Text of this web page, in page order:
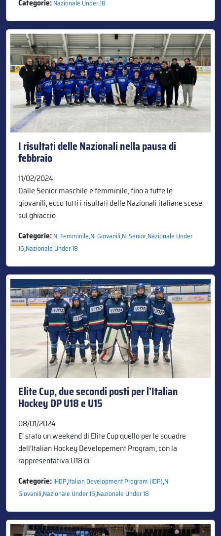
Categorie:Nazionale Under 18
I risultati delle Nazionali nella pausa di
febbraio
11/02/2024
Dalle Senior maschile e femminile, fino a tutte le
giovanili, ecco tutti i risultati delle Nazionali italiane scese
sul ghiaccio
Categorie:N. Femminile,N. Giovanili,N. Senior,Nazionale Under
16,Nazionale Under 18
Elite Cup, due secondi posti per l’Italian
Hockey DP U18 e U15
08/01/2024
E’ stato un weekend di Elite Cup quello per le squadre
dell’Italian Hockey Developement Program, con la
rappresentativa U18 di
Categorie:IHDP,Italian Development Program (IDP),N.
Giovanili,Nazionale Under 16,Nazionale Under 18